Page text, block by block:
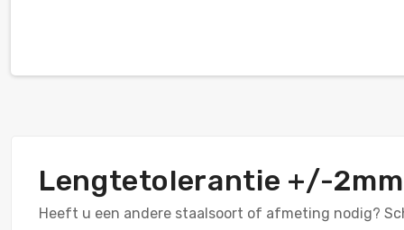
Lengtetolerantie +/-2mm
Heeft u een andere staalsoort of afmeting nodig?